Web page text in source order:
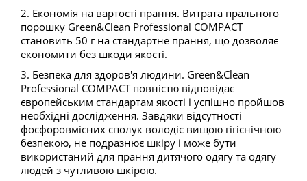
2. Економія на вартості прання. Витрата прального
порошку Green&Clean Professional COMPACT
становить 50 г на стандартне прання, що дозволяє
економити без шкоди якості.
3. Безпека для здоров'я людини. Green&Clean
Professional COMPACT повністю відповідає
європейським стандартам якості і успішно пройшов
необхідні дослідження. Завдяки відсутності
фосфоровмісних сполук володіє вищою гігієнічною
безпекою, не подразнює шкіру і може бути
використаний для прання дитячого одягу та одягу
людей з чутливою шкірою.